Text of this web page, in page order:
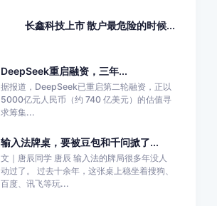
长鑫科技上市 散户最危险的时候...
DeepSeek重启融资，三年...
据报道，DeepSeek已重启第二轮融资，正以
5000亿元人民币（约 740 亿美元）的估值寻
求筹集...
输入法牌桌，要被豆包和千问掀了...
文｜唐辰同学 唐辰 输入法的牌局很多年没人
动过了。 过去十余年，这张桌上稳坐着搜狗、
百度、讯飞等玩...